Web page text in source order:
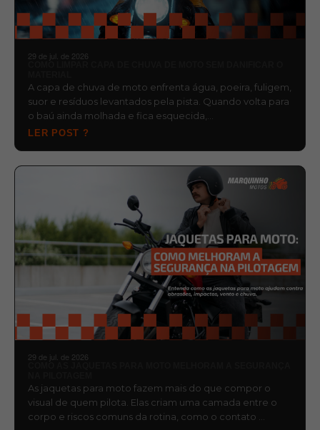
29 de jul. de 2026
A capa de chuva de moto enfrenta água, poeira, fuligem,
suor e resíduos levantados pela pista. Quando volta para
o baú ainda molhada e fica esquecida,…
LER POST ?
29 de jul. de 2026
As jaquetas para moto fazem mais do que compor o
visual de quem pilota. Elas criam uma camada entre o
corpo e riscos comuns da rotina, como o contato …